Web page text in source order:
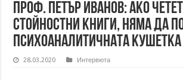
Проф. Петър Иванов: Ако
стойностни книги, няма да
психоаналитичната кушетка
28.03.2020 Интервюта